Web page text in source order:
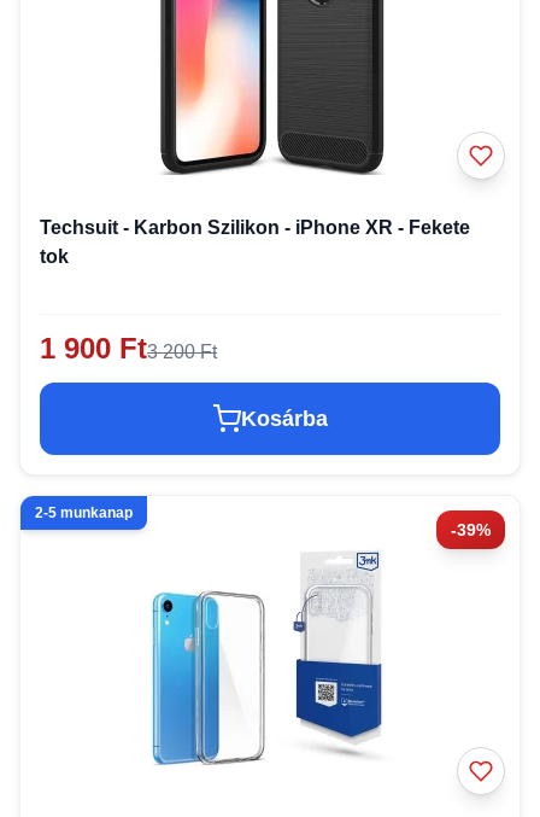
Techsuit - Karbon Szilikon - iPhone XR - Fekete
tok
1 900 Ft3 200 Ft
Kosárba
-39%
2-5 munkanap